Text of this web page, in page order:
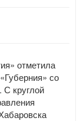
отметила
со
. С круглой